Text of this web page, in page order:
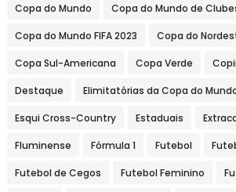
Copa do Mundo Copa do Mundo de
Copa do Mundo FIFA 2023 Copa do
Copa Sul-Americana Copa Verde
Destaque Elimitatórias da Copa do
Esqui Cross-Country Estaduais
Fluminense Fórmula 1 Futebol
Futebol de Cegos Futebol Feminino